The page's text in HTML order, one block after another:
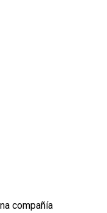
compañía